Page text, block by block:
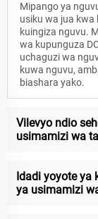
Mipango ya
usiku wa jua
kuingiza nguvu.
wa kupunguza
uchaguzi wa
kuwa nguvu,
biashara yako.
Vilevyo ndio
usimamizi wa
Idadi yoyote ya
ya usimamizi